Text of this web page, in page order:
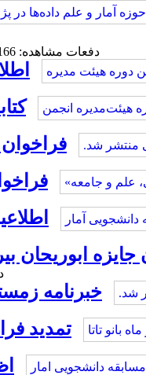
دفعات مشاهده: 166 بار |
اطلاعیه
جایزه ابوریحان
خبرنامه زمستان ۱۴۰۴ انجمن آمار
تمدید